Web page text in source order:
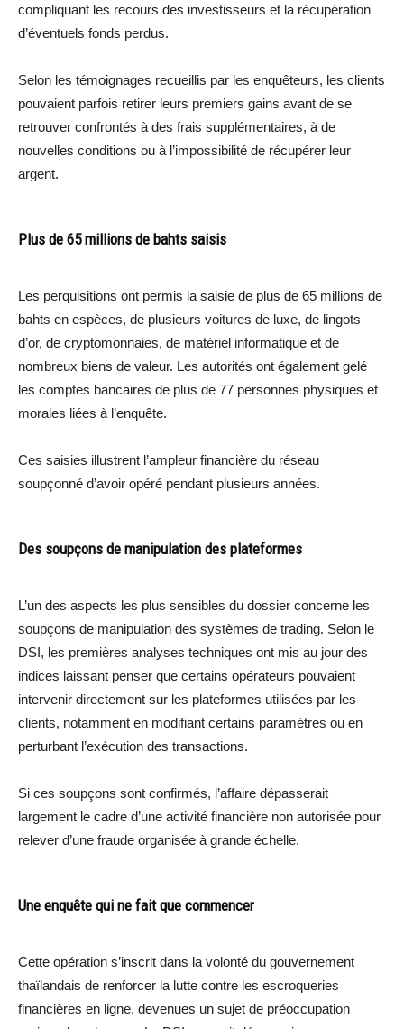
compliquant les recours des investisseurs et la récupération
d’éventuels fonds perdus.
Selon les témoignages recueillis par les enquêteurs, les clients
pouvaient parfois retirer leurs premiers gains avant de se
retrouver confrontés à des frais supplémentaires, à de
nouvelles conditions ou à l’impossibilité de récupérer leur
argent.
Plus de 65 millions de bahts saisis
Les perquisitions ont permis la saisie de plus de 65 millions de
bahts en espèces, de plusieurs voitures de luxe, de lingots
d’or, de cryptomonnaies, de matériel informatique et de
nombreux biens de valeur. Les autorités ont également gelé
les comptes bancaires de plus de 77 personnes physiques et
morales liées à l’enquête.
Ces saisies illustrent l’ampleur financière du réseau
soupçonné d’avoir opéré pendant plusieurs années.
Des soupçons de manipulation des plateformes
L’un des aspects les plus sensibles du dossier concerne les
soupçons de manipulation des systèmes de trading. Selon le
DSI, les premières analyses techniques ont mis au jour des
indices laissant penser que certains opérateurs pouvaient
intervenir directement sur les plateformes utilisées par les
clients, notamment en modifiant certains paramètres ou en
perturbant l’exécution des transactions.
Si ces soupçons sont confirmés, l’affaire dépasserait
largement le cadre d’une activité financière non autorisée pour
relever d’une fraude organisée à grande échelle.
Une enquête qui ne fait que commencer
Cette opération s’inscrit dans la volonté du gouvernement
thaïlandais de renforcer la lutte contre les escroqueries
financières en ligne, devenues un sujet de préoccupation